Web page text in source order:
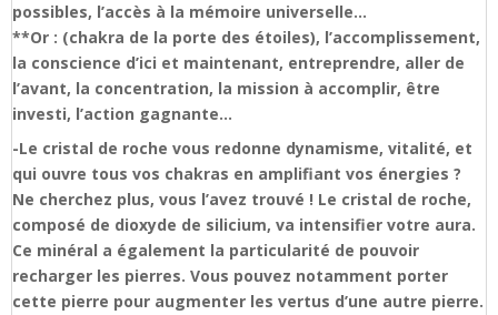
possibles, l’accès à la mémoire universelle…
**Or : (chakra de la porte des étoiles), l’accomplissement,
la conscience d’ici et maintenant, entreprendre, aller de
l’avant, la concentration, la mission à accomplir, être
investi, l’action gagnante…
-Le cristal de roche vous redonne dynamisme, vitalité, et
qui ouvre tous vos chakras en amplifiant vos énergies ?
Ne cherchez plus, vous l’avez trouvé ! Le cristal de roche,
composé de dioxyde de silicium, va intensifier votre aura.
Ce minéral a également la particularité de pouvoir
recharger les pierres. Vous pouvez notamment porter
cette pierre pour augmenter les vertus d’une autre pierre.